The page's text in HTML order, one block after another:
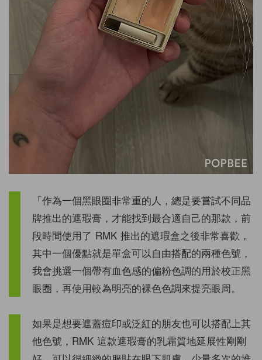
「作為一個黑眼圈非常重的人，總是要嘗試不同品
牌推出的遮瑕膏，才能找到最合適自己的那款，前
段時間使用了 RMK 推出的遮瑕盒之後非常喜歡，
其中一個優點就是單盒可以自由搭配的兩種色號，
我會挑選一個帶有血色感的偏粉色調的用於校正黑
眼圈，再使用較為明亮的裸色色調來提亮眼周。
如果是想要遮蓋痘印或泛紅的朋友也可以搭配上其
他色號，RMK 這款遮瑕膏的乳霜質地延展性剛剛